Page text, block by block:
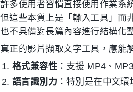
許多使用者習慣直接使用作業系
但這些本質上是「輸入工具」而
也不具備對長篇內容進行結構化
真正的影片擷取文字工具，應能
格式兼容性 ：支援 MP4、
語言識別力 ：特別是在中文